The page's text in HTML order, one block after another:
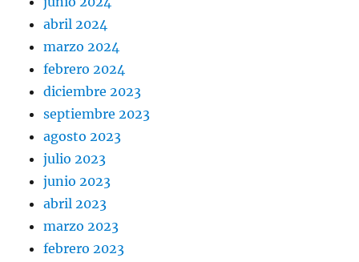
abril 2024
marzo 2024
febrero 2024
diciembre 2023
septiembre 2023
agosto 2023
julio 2023
junio 2023
abril 2023
marzo 2023
febrero 2023